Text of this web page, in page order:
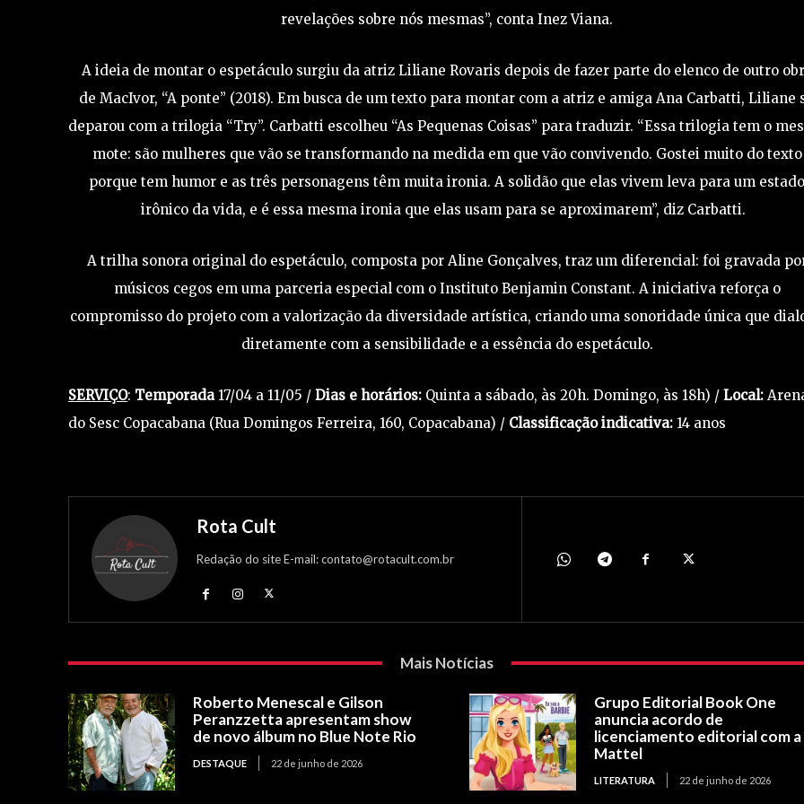
revelações sobre nós mesmas”, conta Inez Viana.
A ideia de montar o espetáculo surgiu da atriz Liliane Rovaris depois de fazer parte do elenco de outro
de MacIvor, “A ponte” (2018). Em busca de um texto para montar com a atriz e amiga Ana Carbatti, Liliane
deparou com a trilogia “Try”. Carbatti escolheu “As Pequenas Coisas” para traduzir. “Essa trilogia tem o
mote: são mulheres que vão se transformando na medida em que vão convivendo. Gostei muito do texto
porque tem humor e as três personagens têm muita ironia. A solidão que elas vivem leva para um estado
irônico da vida, e é essa mesma ironia que elas usam para se aproximarem”, diz Carbatti.
A trilha sonora original do espetáculo, composta por Aline Gonçalves, traz um diferencial: foi gravada
músicos cegos em uma parceria especial com o Instituto Benjamin Constant. A iniciativa reforça o
compromisso do projeto com a valorização da diversidade artística, criando uma sonoridade única que
diretamente com a sensibilidade e a essência do espetáculo.
SERVIÇO: Temporada17/04 a 11/05 / Dias e horários: Quinta a sábado, às 20h. Domingo, às 18h) / Local:
do Sesc Copacabana (Rua Domingos Ferreira, 160, Copacabana) / Classificação indicativa: 14 anos
Rota Cult
Redação do site E-mail: contato@rotacult.com.br
Mais Notícias
Roberto Menescal e Gilson
Peranzzetta apresentam show
de novo álbum no Blue Note Rio
DESTAQUE 22 de junho de 2026
Grupo Editorial Book One
anuncia acordo de
licenciamento editorial com a
Mattel
LITERATURA 22 de junho de 2026